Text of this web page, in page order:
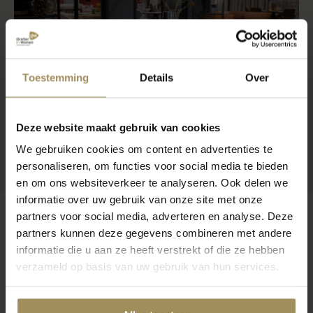
Toestemming Details Over
Deze website maakt gebruik van cookies
We gebruiken cookies om content en advertenties te
personaliseren, om functies voor social media te bieden
en om ons websiteverkeer te analyseren. Ook delen we
informatie over uw gebruik van onze site met onze
partners voor social media, adverteren en analyse. Deze
partners kunnen deze gegevens combineren met andere
informatie die u aan ze heeft verstrekt of die ze hebben
verzameld op basis van uw gebruik van hun services.
Op zoek naar meer inspiratie?